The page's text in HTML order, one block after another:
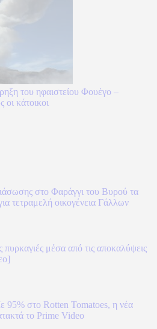
του ηφαιστείου Φουέγο –
οι κάτοικοι
στο Φαράγγι του Βυρού τα
τετραμελή οικογένεια Γάλλων
μέσα από τις αποκαλύψεις
95% στο Rotten Tomatoes, η νέα
το Prime Video